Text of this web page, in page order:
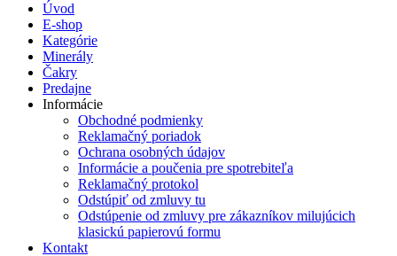
Úvod
E-shop
Kategórie
Minerály
Čakry
Predajne
Informácie
Obchodné podmienky
Reklamačný poriadok
Ochrana osobných údajov
Informácie a poučenia pre spotrebiteľa
Reklamačný protokol
Odstúpiť od zmluvy tu
Odstúpenie od zmluvy pre zákazníkov milujúcich
klasickú papierovú formu
Kontakt